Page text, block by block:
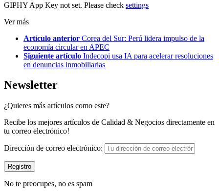
GIPHY App Key not set. Please check settings
Ver más
Artículo anterior Corea del Sur: Perú lidera impulso de la
economía circular en APEC
Siguiente artículo Indecopi usa IA para acelerar resoluciones
en denuncias inmobiliarias
Newsletter
¿Quieres más artículos como este?
Recibe los mejores artículos de Calidad & Negocios directamente en
tu correo electrónico!
Dirección de correo electrónico:
No te preocupes, no es spam